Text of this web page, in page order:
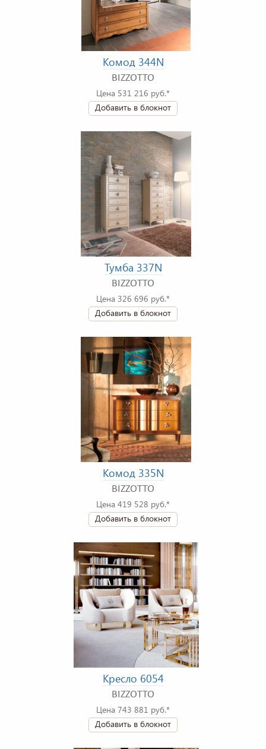
Комод 344N
BIZZOTTO
Цена 531 216 руб.*
Добавить в блокнот
Тумба 337N
BIZZOTTO
Цена 326 696 руб.*
Добавить в блокнот
Комод 335N
BIZZOTTO
Цена 419 528 руб.*
Добавить в блокнот
Кресло 6054
BIZZOTTO
Цена 743 881 руб.*
Добавить в блокнот